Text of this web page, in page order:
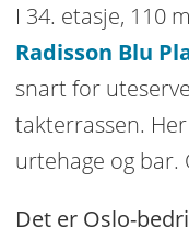
I 34. etasje, 110
Radisson Blu
snartfor
takterrassen.
urtehage og bar.
Det er Oslo-